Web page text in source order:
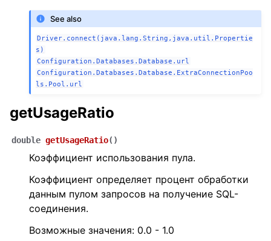
See also
Driver.connect(java.lang.String,java.util.Propertie
s)
Configuration.Databases.Database.url
Configuration.Databases.Database.ExtraConnectionPoo
ls.Pool.url
getUsageRatio
double getUsageRatio( )
Коэффициент использования пула.
Коэффициент определяет процент обработки
данным пулом запросов на получение SQL-
соединения.
Возможные значения: 0.0 - 1.0